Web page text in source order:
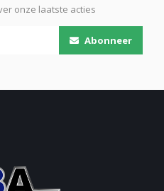
onze laatste acties
Abonneer